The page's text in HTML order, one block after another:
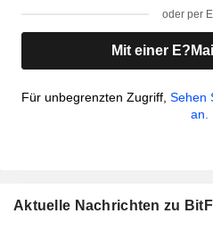
oder per
Mit einer
Für unbegrenzten Zugriff, Sehen
an.
Aktuelle Nachrichten zu